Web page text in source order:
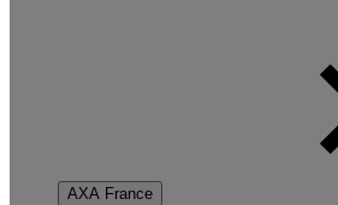
AXA France